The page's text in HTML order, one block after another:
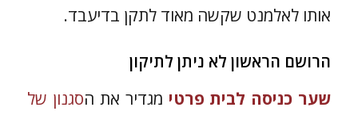
אותו לאלמנט שקשה מאוד לתקן בדיעבד.
הרושם הראשון לא ניתן לתיקון
שער כניסה לבית פרטי מגדיר את הסגנון של